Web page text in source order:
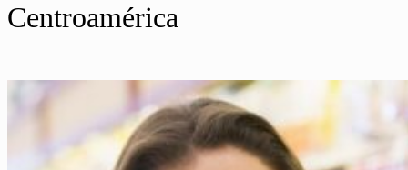
Centroamérica